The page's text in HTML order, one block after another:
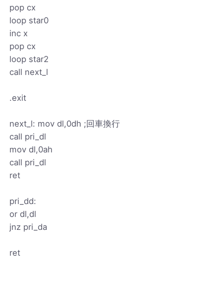
pop cx
loop star0
inc x
pop cx
loop star2
call next_l
.exit
next_l: mov dl,0dh ;回車換行
call pri_dl
mov dl,0ah
call pri_dl
ret
pri_dd:
or dl,dl
jnz pri_da
ret